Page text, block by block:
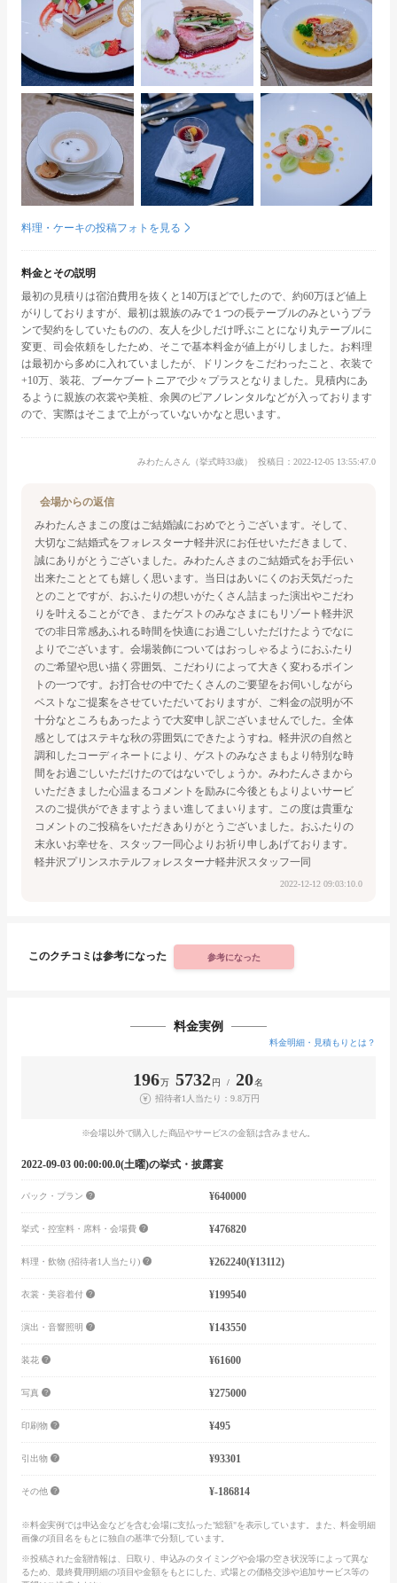
料理・ケーキの投稿フォトを見る
料金とその説明
最初の見積りは宿泊費用を抜くと140万ほどでしたので、約60万ほど値上
がりしておりますが、最初は親族のみで１つの長テーブルのみというプラ
ンで契約をしていたものの、友人を少しだけ呼ぶことになり丸テーブルに
変更、司会依頼をしたため、そこで基本料金が値上がりしました。お料理
は最初から多めに入れていましたが、ドリンクをこだわったこと、衣装で
+10万、装花、ブーケブートニアで少々プラスとなりました。見積内にあ
るように親族の衣裳や美粧、余興のピアノレンタルなどが入っております
ので、実際はそこまで上がっていないかなと思います。
みわたんさん（挙式時33歳） 投稿日：2022-12-05 13:55:47.0
会場からの返信
みわたんさま この度はご結婚誠におめでとうございます。 そして、
大切なご結婚式をフォレスターナ軽井沢にお任せいただきまして、
誠にありがとうございました。 みわたんさまのご結婚式をお手伝い
出来たこととても嬉しく思います。 当日はあいにくのお天気だった
とのことですが、おふたりの想いがたくさん詰まった演出やこだわ
りを叶えることができ、またゲストのみなさまにもリゾート軽井沢
での非日常感あふれる時間を快適にお過ごしいただけたようでなに
よりでございます。 会場装飾についてはおっしゃるようにおふたり
のご希望や思い描く雰囲気、こだわりによって大きく変わるポイン
トの一つです。お打合せの中でたくさんのご要望をお伺いしながら
ベストなご提案をさせていただいておりますが、ご料金の説明が不
十分なところもあったようで大変申し訳ございませんでした。全体
感としてはステキな秋の雰囲気にできたようすね。軽井沢の自然と
調和したコーディネートにより、ゲストのみなさまもより特別な時
間をお過ごしいただけたのではないでしょうか。 みわたんさまから
いただきました心温まるコメントを励みに今後ともよりよいサービ
スのご提供ができますようまい進してまいります。この度は貴重な
コメントのご投稿をいただきありがとうございました。 おふたりの
末永いお幸せを、スタッフ一同心よりお祈り申しあげております。
軽井沢プリンスホテルフォレスターナ軽井沢スタッフ一同
2022-12-12 09:03:10.0
このクチコミは参考になった 参考になった
料金実例
料金明細・見積もりとは？
196万 5732 円 / 20名
招待者1人当たり：9.8万円
※会場以外で購入した商品やサービスの金額は含みません。
2022-09-03 00:00:00.0(土曜)の挙式・披露宴
パック・プラン ¥640000
挙式・控室料・席料・会場費 ¥476820
料理・飲物 (招待者1人当たり) ¥262240(¥13112)
衣裳・美容着付 ¥199540
演出・音響照明 ¥143550
装花 ¥61600
写真 ¥275000
印刷物 ¥495
引出物 ¥93301
その他 ¥-186814
※料金実例では申込金などを含む会場に支払った"総額"を表示しています。また、料金明細
画像の項目名をもとに独自の基準で分類しています。
※投稿された金額情報は、日取り、申込みのタイミングや会場の空き状況等によって異な
るため、最終費用明細の項目や金額をもとにした、式場との価格交渉や追加サービス等の